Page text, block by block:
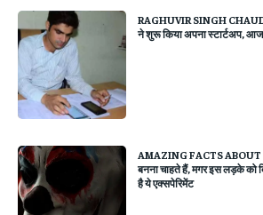
RAGHUVIR SINGH
ने शुरू किया अपना स्टार्टअप,
AMAZING FACTS ABOUT
बनना चाहते हैं, मगर इस लड़के को
है ये एक्सपेरिमेंट